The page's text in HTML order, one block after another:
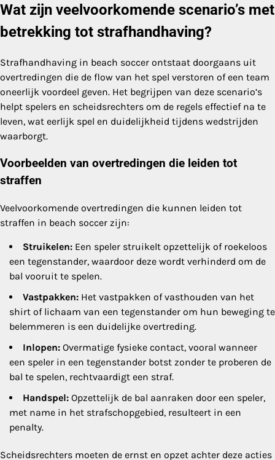
Wat zijn veelvoorkomende scenario’s met
betrekking tot strafhandhaving?
Strafhandhaving in beach soccer ontstaat doorgaans uit
overtredingen die de flow van het spel verstoren of een team
oneerlijk voordeel geven. Het begrijpen van deze scenario’s
helpt spelers en scheidsrechters om de regels effectief na te
leven, wat eerlijk spel en duidelijkheid tijdens wedstrijden
waarborgt.
Voorbeelden van overtredingen die leiden tot
straffen
Veelvoorkomende overtredingen die kunnen leiden tot
straffen in beach soccer zijn:
Struikelen: Een speler struikelt opzettelijk of roekeloos
een tegenstander, waardoor deze wordt verhinderd om de
bal vooruit te spelen.
Vastpakken: Het vastpakken of vasthouden van het
shirt of lichaam van een tegenstander om hun beweging te
belemmeren is een duidelijke overtreding.
Inlopen: Overmatige fysieke contact, vooral wanneer
een speler in een tegenstander botst zonder te proberen de
bal te spelen, rechtvaardigt een straf.
Handspel: Opzettelijk de bal aanraken door een speler,
met name in het strafschopgebied, resulteert in een
penalty.
Scheidsrechters moeten de ernst en opzet achter deze acties